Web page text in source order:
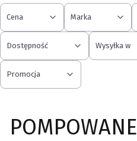
Cena Marka
Dostępność Wysyłka w
Promocja
POMPOWANE